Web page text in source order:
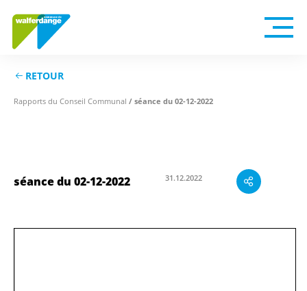
RETOUR
Rapports du Conseil Communal / séance du 02-12-2022
séance du 02-12-2022 31.12.2022